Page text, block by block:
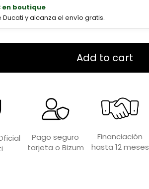
en boutique
y alcanza el envío gratis.
Add to cart
Pago seguro
tarjeta o Bizum
Financiación
hasta 12 meses